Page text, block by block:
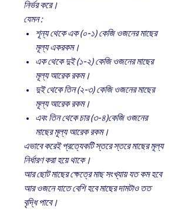
নির্ভর করে।
যেমন :
শূন্য থেকে এক (০-১) কেজি ওজনের মাছের
মূল্য একরকম।
এক থেকে দুই (১-২) কেজি ওজনের মাছের
মূল্য আরেক রকম।
দুই থেকে তিন (২-৩) কেজি ওজনের মাছের
মূল্য আরেক রকম।
এবং তিন থেকে চার (৩-৪)কেজি ওজনের
মাছের মূল্য আরেক রকম।
এভাবে করেই প্রত্যেকটি স্তরে স্তরে মাছের মূল্য
নির্ধারণ করা হয়ে থাকে।
আর ছোট মাছের ক্ষেত্রে মাছ সংখ্যায় যত কম হবে
আর ওজনে যাতে বেশি হবে মাছের দামটাও তত
বৃদ্ধি পাবে।